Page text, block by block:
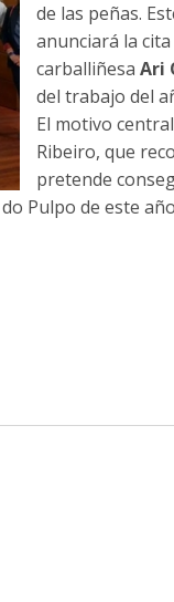
de las peñas.
anunciará la
carballiñesa Ari
del trabajo del
El motivo
Ribeiro, que
pretende
Pulpo de este